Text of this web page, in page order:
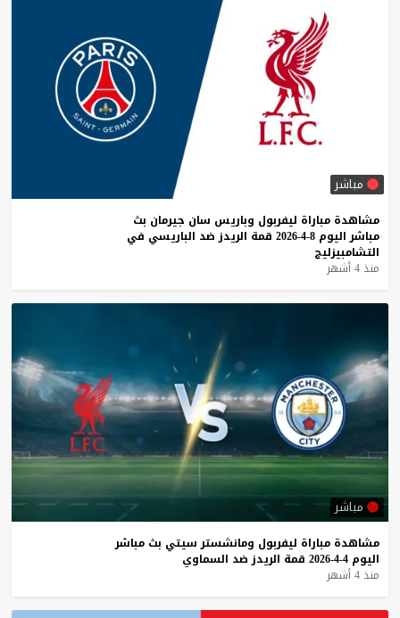
مباشر
مشاهدة مباراة ليفربول وباريس سان جيرمان بث
مباشر اليوم 8-4-2026 قمة الريدز ضد الباريسي في
التشامبيزليج
منذ 4 أشهر
مباشر
مشاهدة مباراة ليفربول ومانشستر سيتي بث مباشر
اليوم 4-4-2026 قمة الريدز ضد السماوي
منذ 4 أشهر